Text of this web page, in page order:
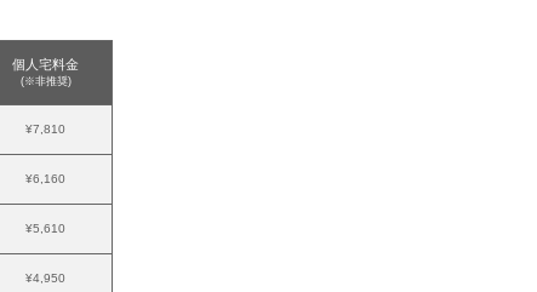
個人宅料金
(※非推奨)
¥7,810
¥6,160
¥5,610
¥4,950